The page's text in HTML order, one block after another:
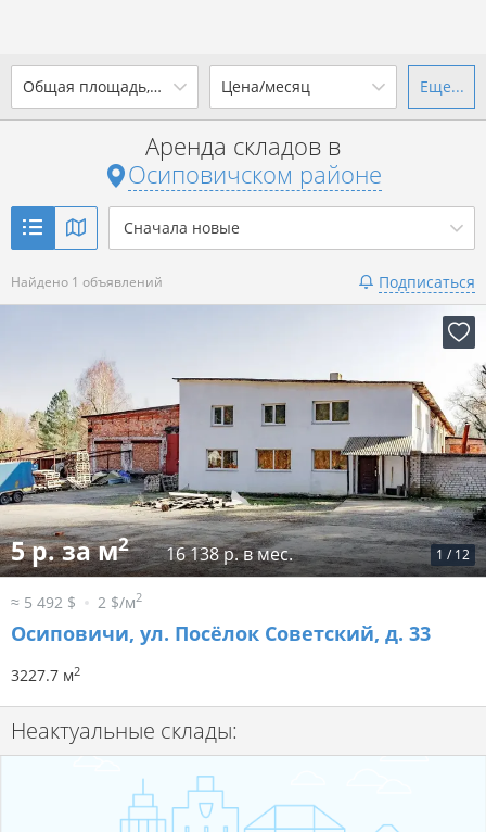
Общая площадь, м
до
Показать 1 объявление
Цена/месяц
от до
р. за м
Показать 1 объявление
Еще...
Аренда складов в
Осиповичском районе
Сначала новые
Найдено 1 объявлений Подписаться
1 / 12
5 р. за м2 16 138 р. в мес.
≈ 5 492 $ 2 $/м2
Осиповичи, ул. Посёлок Советский, д. 33
3227.7 м2
Неактуальные склады:
Ваш город -district
Да Выбрать город